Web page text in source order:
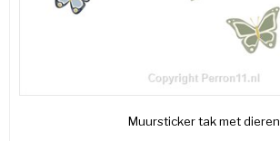
Muursticker tak met dieren